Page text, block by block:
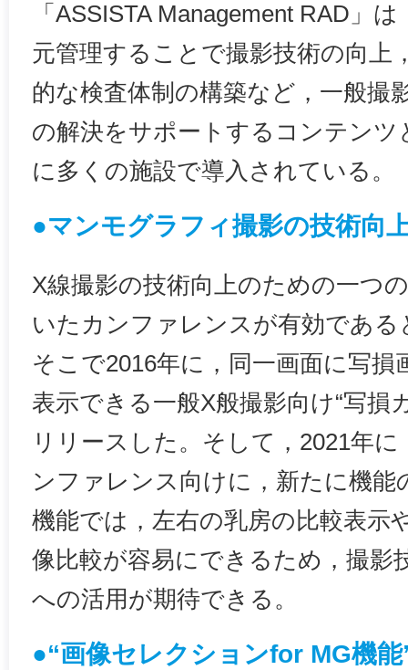
「ASSISTA Management RAD」
元管理することで撮影技術の向上
的な検査体制の構築など，一般撮
の解決をサポートするコンテン
に多くの施設で導入されている。
●マンモグラフィ撮影の技術向
X線撮影の技術向上のための一つ
いたカンファレンスが有効であ
そこで2016年に，同一画面に写損
表示できる一般X般撮影向け“写損
リリースした。そして，2021年
ンファレンス向けに，新たに機能
機能では，左右の乳房の比較表示
像比較が容易にできるため，撮影
への活用が期待できる。
●“画像セレクションfor MG機